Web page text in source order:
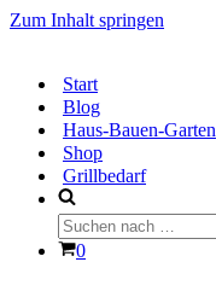
Zum Inhalt springen
Start
Blog
Haus-Bauen-Garten
Shop
Grillbedarf
Suchen
nach …
Warenkorb
0